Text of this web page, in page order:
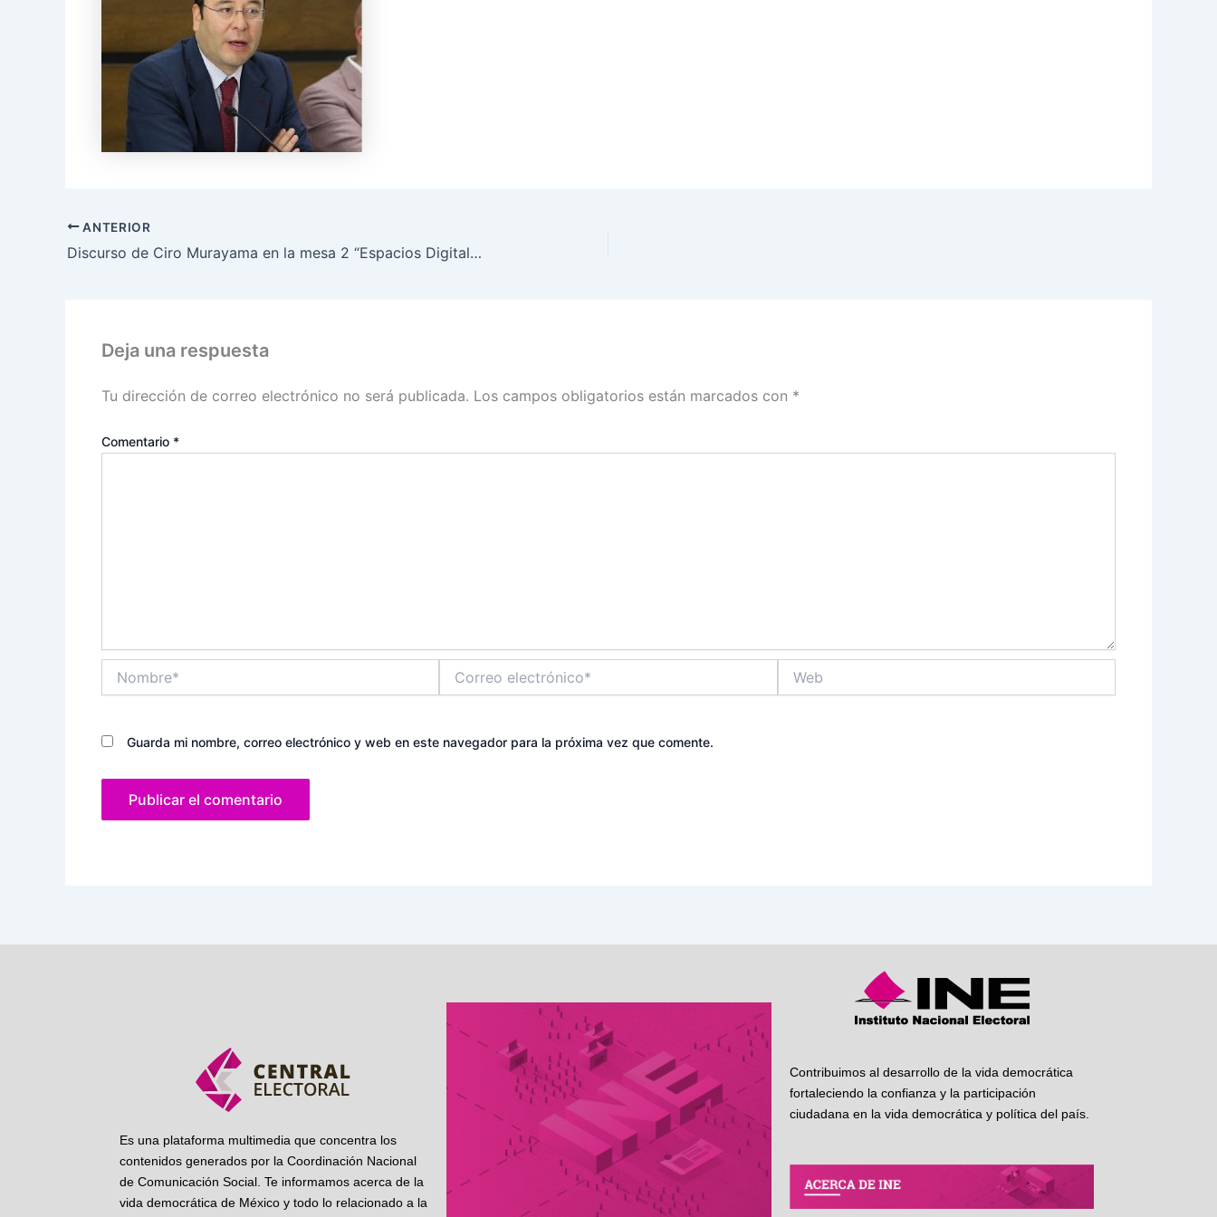
ANTERIOR
Discurso de Ciro Murayama en la mesa 2 “Espacios Digitales y Elecciones” en el marco del Foro: Campañas Electorales y Medios de Comunicación
Deja una respuesta
Tu dirección de correo electrónico no será publicada. Los campos obligatorios están marcados con *
Comentario *
electrónico*
Guarda mi nombre, correo electrónico y web en este navegador para la próxima vez que comente.
Es una plataforma multimedia que concentra los
contenidos generados por la Coordinación Nacional
de Comunicación Social. Te informamos acerca de la
vida democrática de México y todo lo relacionado a la
Contribuimos al desarrollo de la vida democrática
fortaleciendo la confianza y la participación
ciudadana en la vida democrática y política del país.